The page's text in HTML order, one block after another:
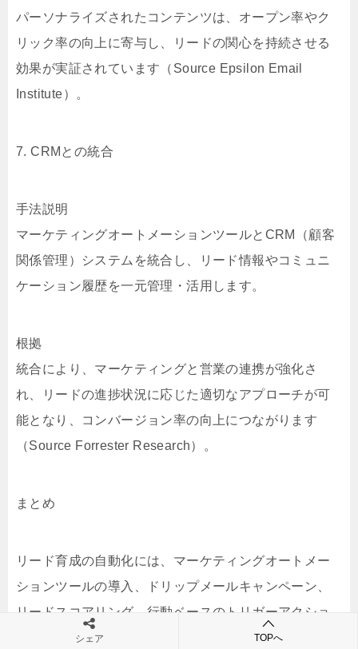
パーソナライズされたコンテンツは、オープン率やク
リック率の向上に寄与し、リードの関心を持続させる
効果が実証されています（Source Epsilon Email
Institute）。
7. CRMとの統合
手法説明
マーケティングオートメーションツールとCRM（顧客
関係管理）システムを統合し、リード情報やコミュニ
ケーション履歴を一元管理・活用します。
根拠
統合により、マーケティングと営業の連携が強化さ
れ、リードの進捗状況に応じた適切なアプローチが可
能となり、コンバージョン率の向上につながります
（Source Forrester Research）。
まとめ
リード育成の自動化には、マーケティングオートメー
ションツールの導入、ドリップメールキャンペーン、
リードスコアリング、行動ベースのトリガーアクショ
ン、チャットボット、パーソナライズドコンテンツの
シェア TOPへ